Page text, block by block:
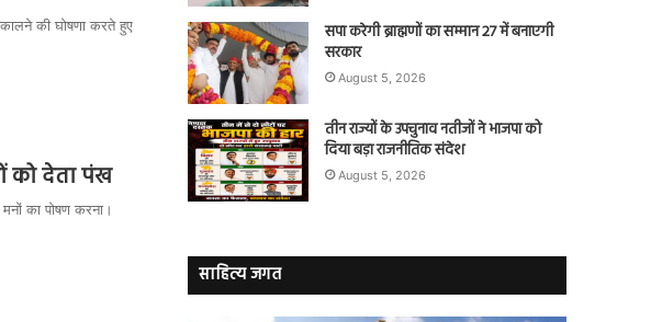
की घोषणा करते हुए
को देता पंख
का पोषण करना।
सपा करेगी ब्राह्मणों का सम्मान 27 में बनाएगी
सरकार
August 5, 2026
तीन राज्यों के उपचुनाव नतीजों ने भाजपा को
दिया बड़ा राजनीतिक संदेश
August 5, 2026
साहित्य जगत